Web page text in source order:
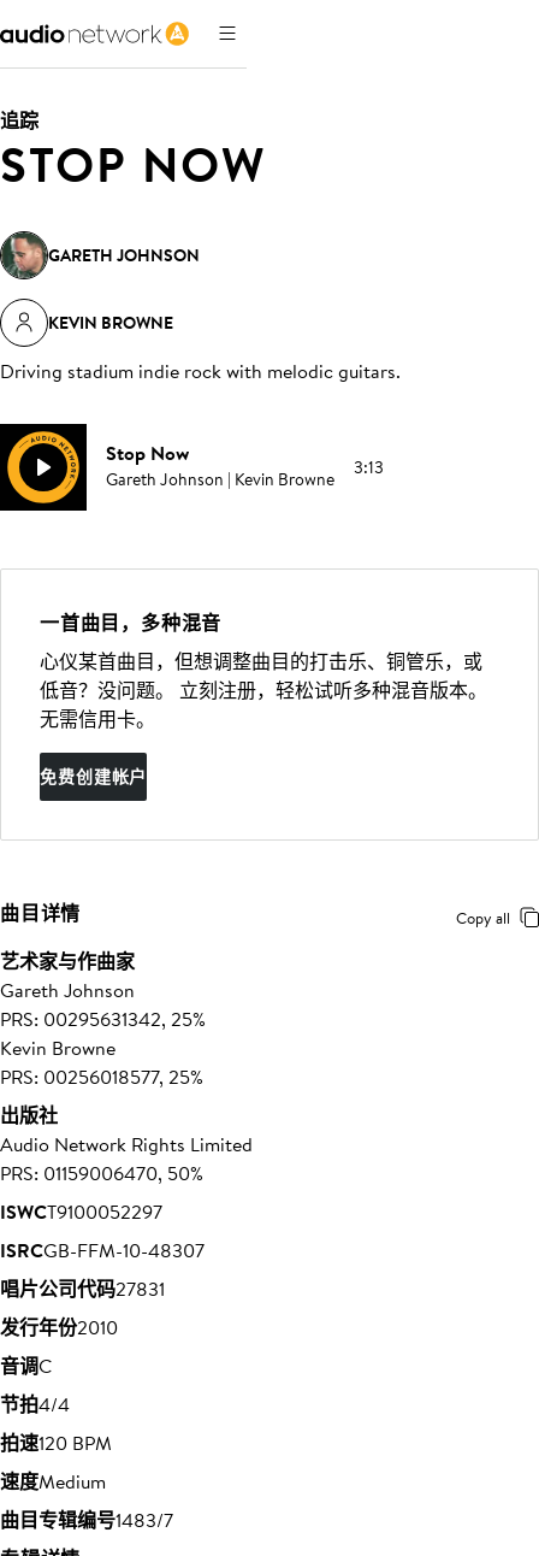
追踪
STOP NOW
GARETH JOHNSON
KEVIN BROWNE
Driving stadium indie rock with melodic guitars.
Stop Now
Gareth Johnson | Kevin Browne 3:13
一首曲目，多种混音
心仪某首曲目，但想调整曲目的打击乐、铜管乐，或
低音？没问题。 立刻注册，轻松试听多种混音版本。
无需信用卡。
免费创建帐户
曲目详情 Copy all
艺术家与作曲家
Gareth Johnson
PRS: 00295631342, 25%
Kevin Browne
PRS: 00256018577, 25%
出版社
Audio Network Rights Limited
PRS: 01159006470, 50%
ISWCT9100052297
ISRCGB-FFM-10-48307
唱片公司代码27831
发行年份2010
音调C
节拍4/4
拍速120 BPM
速度Medium
曲目专辑编号1483/7